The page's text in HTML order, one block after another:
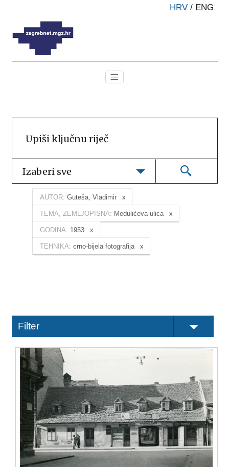
HRV / ENG
Izaberi sve
AUTOR: Guteša, Vladimir
TEMA, ZEMLJOPISNA: Medulićeva ulica
GODINA: 1953
TEHNIKA: crno-bijela fotografija
Filter